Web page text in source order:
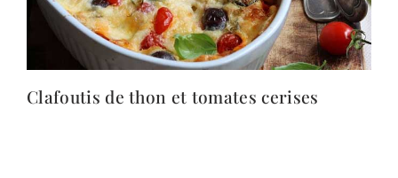
Clafoutis de thon et tomates cerises